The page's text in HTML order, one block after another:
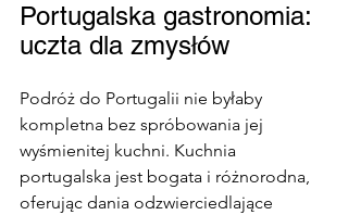
Portugalska gastronomia:
uczta dla zmysłów
Podróż do Portugalii nie byłaby
kompletna bez spróbowania jej
wyśmienitej kuchni. Kuchnia
portugalska jest bogata i różnorodna,
oferując dania odzwierciedlające